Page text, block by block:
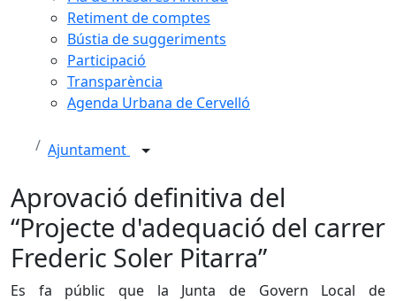
Retiment de comptes
Bústia de suggeriments
Participació
Transparència
Agenda Urbana de Cervelló
Ajuntament
Aprovació definitiva del
“Projecte d'adequació del carrer
Frederic Soler Pitarra”
Es fa públic que la Junta de Govern Local de